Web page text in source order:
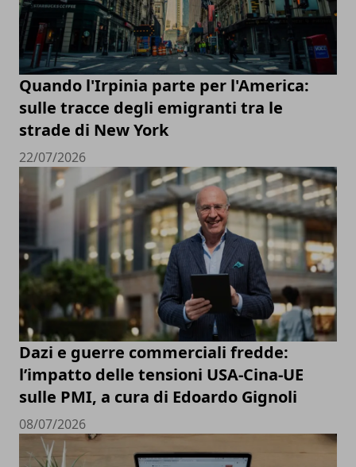
Quando l'Irpinia parte per l'America:
sulle tracce degli emigranti tra le
strade di New York
22/07/2026
Dazi e guerre commerciali fredde:
l’impatto delle tensioni USA-Cina-UE
sulle PMI, a cura di Edoardo Gignoli
08/07/2026